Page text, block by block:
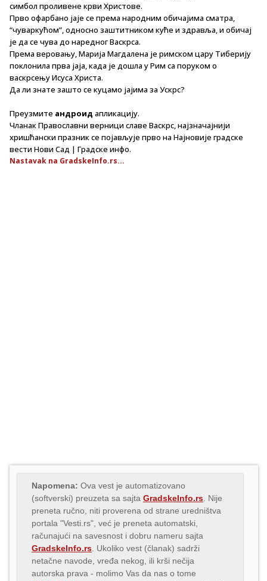
симбол проливене крви Христове.
Прво офарбано јаје се према народним обичајима сматра,
“чуваркућом”, односно заштитником куће и здравља, и обичај
је да се чува до наредног Васкрса.
Према веровању, Марија Магдалена је римском цару Тиберију
поклонила прва јаја, када је дошла у Рим са поруком о
васкрсењу Исуса Христа.
Да ли знате зашто се куцамо јајима за Ускрс?
Преузмите андроид апликацију.
Чланак Православни верници славе Васкрс, најзначајнији
хришћански празник се појављује прво на Најновије градске
вести Нови Сад | Градске инфо.
Nastavak na GradskeInfo.rs...
Napomena: Ova vest je automatizovano
(softverski) preuzeta sa sajta GradskeInfo.rs . Nije
preneta ručno, niti proverena od strane uredništva
portala "Vesti.rs", već je preneta automatski,
računajući na savesnost i dobru nameru sajta
GradskeInfo.rs . Ukoliko vest (članak) sadrži
netačne navode, vređa nekog, ili krši nečija
autorska prava - molimo Vas da nas o tome